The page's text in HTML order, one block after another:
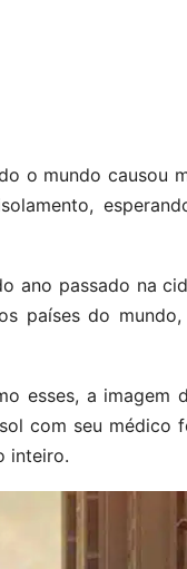
o mundo causou
ano passado na
países do
esses, a imagem
com seu médico
inteiro.